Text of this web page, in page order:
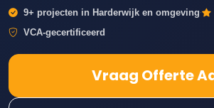
9+ projecten in Harderwijk en omgeving·
VCA-gecertificeerd
Vraag Offerte